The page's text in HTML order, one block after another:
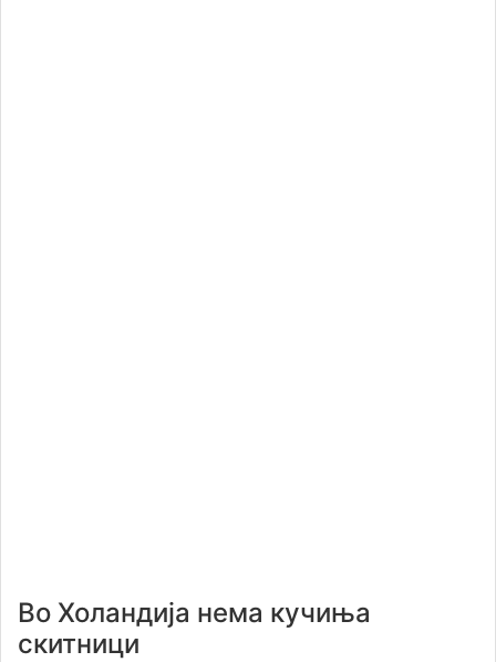
Во Холандија нема кучиња
скитници